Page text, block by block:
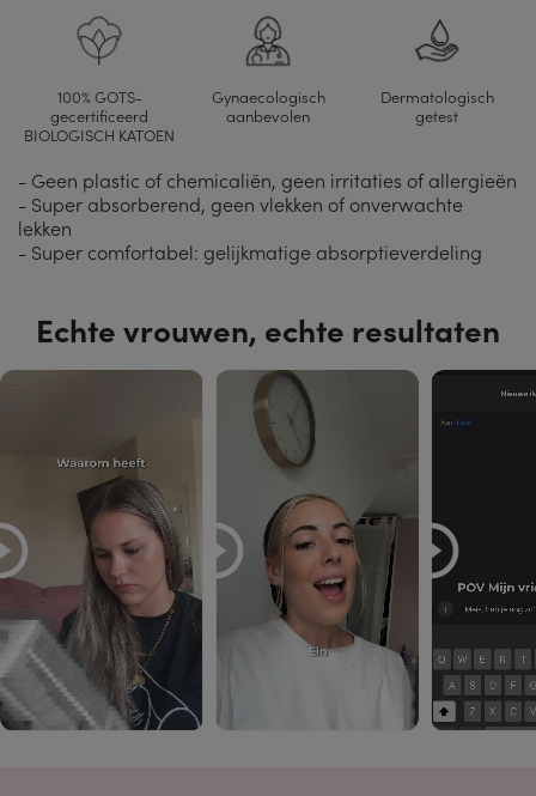
100% GOTS-
gecertificeerd
BIOLOGISCH KATOEN
Gynaecologisch
aanbevolen
Dermatologisch
getest
- Geen plastic of chemicaliën, geen irritaties of allergieën
- Super absorberend, geen vlekken of onverwachte
lekken
- Super comfortabel: gelijkmatige absorptieverdeling
Echte vrouwen, echte resultaten